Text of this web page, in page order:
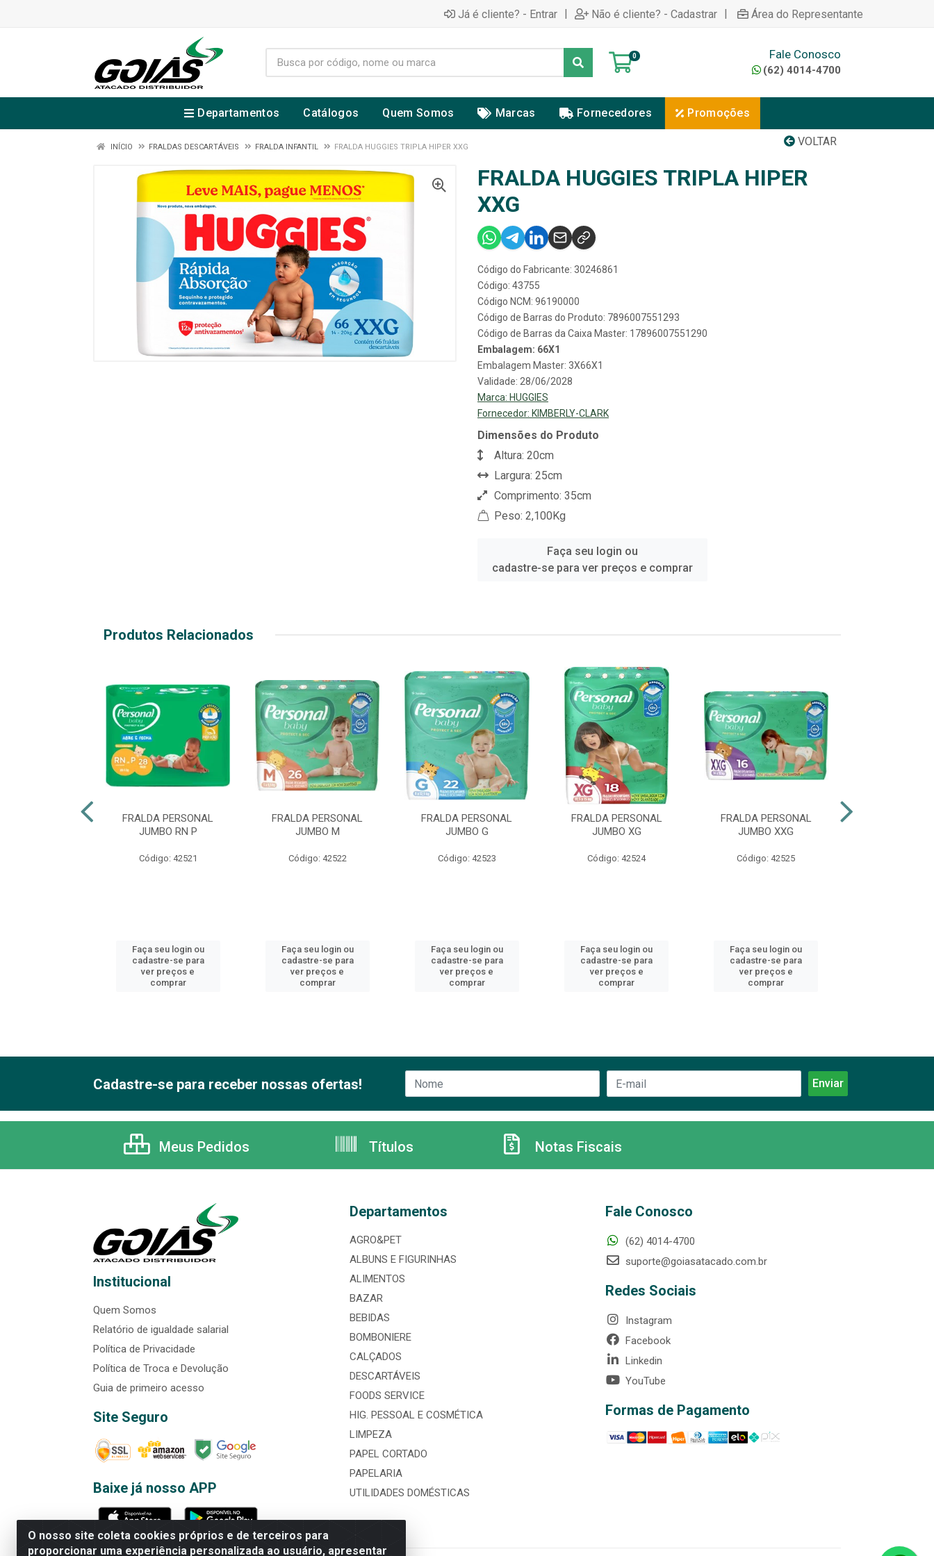
Já é cliente? - Entrar | Não é cliente? - Cadastrar | Área do Representante
0 Fale Conosco
(62) 4014-4700
Departamentos Catálogos Quem Somos Marcas Fornecedores Promoções
VOLTAR
INÍCIO FRALDAS DESCARTÁVEIS FRALDA INFANTIL FRALDA HUGGIES TRIPLA HIPER XXG
FRALDA HUGGIES TRIPLA HIPER
XXG
Código do Fabricante: 30246861
Código: 43755
Código NCM: 96190000
Código de Barras do Produto: 7896007551293
Código de Barras da Caixa Master: 17896007551290
Embalagem: 66X1
Embalagem Master: 3X66X1
Validade: 28/06/2028
Marca: HUGGIES
Fornecedor: KIMBERLY-CLARK
Dimensões do Produto
Altura: 20cm
Largura: 25cm
Comprimento: 35cm
Peso: 2,100Kg
Faça seu login ou
cadastre-se para ver preços e comprar
Produtos Relacionados
FRALDA PERSONAL
JUMBO RN P
Código: 42521
Faça seu login ou
cadastre-se para
ver preços e
comprar
FRALDA PERSONAL
JUMBO M
Código: 42522
Faça seu login ou
cadastre-se para
ver preços e
comprar
FRALDA PERSONAL
JUMBO G
Código: 42523
Faça seu login ou
cadastre-se para
ver preços e
comprar
FRALDA PERSONAL
JUMBO XG
Código: 42524
Faça seu login ou
cadastre-se para
ver preços e
comprar
FRALDA PERSONAL
JUMBO XXG
Código: 42525
Faça seu login ou
cadastre-se para
ver preços e
comprar
O nosso site coleta cookies próprios e de terceiros para
proporcionar uma experiência personalizada ao usuário, apresentar
Cadastre-se para receber nossas ofertas!
Meus Pedidos Títulos Notas Fiscais
Institucional
Quem Somos
Relatório de igualdade salarial
Política de Privacidade
Política de Troca e Devolução
Guia de primeiro acesso
Site Seguro
Baixe já nosso APP
Departamentos
AGRO&PET
ALBUNS E FIGURINHAS
ALIMENTOS
BAZAR
BEBIDAS
BOMBONIERE
CALÇADOS
DESCARTÁVEIS
FOODS SERVICE
HIG. PESSOAL E COSMÉTICA
LIMPEZA
PAPEL CORTADO
PAPELARIA
UTILIDADES DOMÉSTICAS
Fale Conosco
(62) 4014-4700
suporte@goiasatacado.com.br
Redes Sociais
Instagram
Facebook
Linkedin
YouTube
Formas de Pagamento